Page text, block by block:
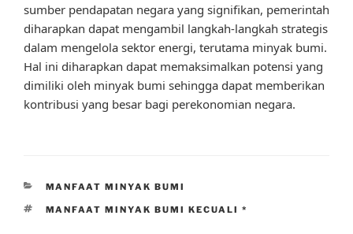
sumber pendapatan negara yang signifikan, pemerintah
diharapkan dapat mengambil langkah-langkah strategis
dalam mengelola sektor energi, terutama minyak bumi.
Hal ini diharapkan dapat memaksimalkan potensi yang
dimiliki oleh minyak bumi sehingga dapat memberikan
kontribusi yang besar bagi perekonomian negara.
CATEGORIES
MANFAAT MINYAK BUMI
TAGS
MANFAAT MINYAK BUMI KECUALI *